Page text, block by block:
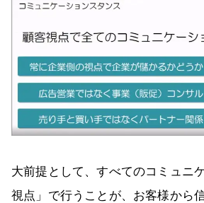
大前提として、すべてのコミュニ
視点」で行うことが、お客様から